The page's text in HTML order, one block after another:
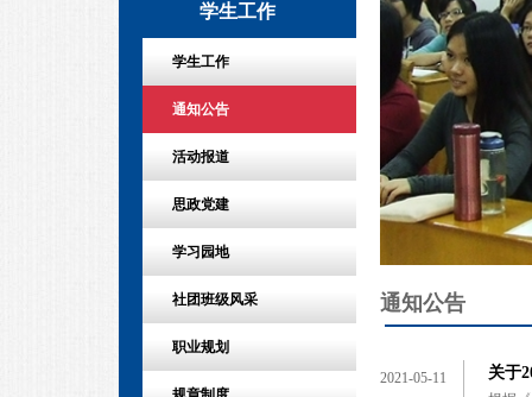
学生工作
学生工作
通知公告
活动报道
思政党建
学习园地
社团班级风采
职业规划
通知公告
2021-05-11 关于